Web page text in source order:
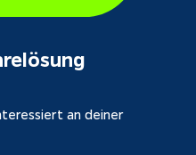
an deiner